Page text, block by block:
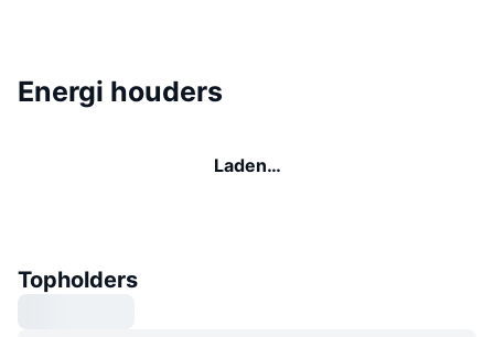
Energi houders
Laden…
Topholders